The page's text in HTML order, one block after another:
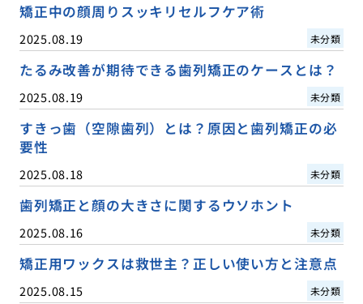
矯正中の顔周りスッキリセルフケア術
2025.08.19 未分類
たるみ改善が期待できる歯列矯正のケースとは？
2025.08.19 未分類
すきっ歯（空隙歯列）とは？原因と歯列矯正の必
要性
2025.08.18 未分類
歯列矯正と顔の大きさに関するウソホント
2025.08.16 未分類
矯正用ワックスは救世主？正しい使い方と注意点
2025.08.15 未分類